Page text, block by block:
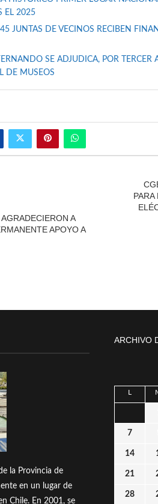
EL 2025
JUNTAS DE VECINOS RECIBEN
SE ADJUDICA, POR TERCER
DE MUSEOS
A
APOYO A
la Provincia de
en un lugar de
Chile. En 2001, se
ARCHIVO
L
7
14
21
28